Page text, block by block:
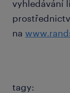
vyhledávání
na
tagy: